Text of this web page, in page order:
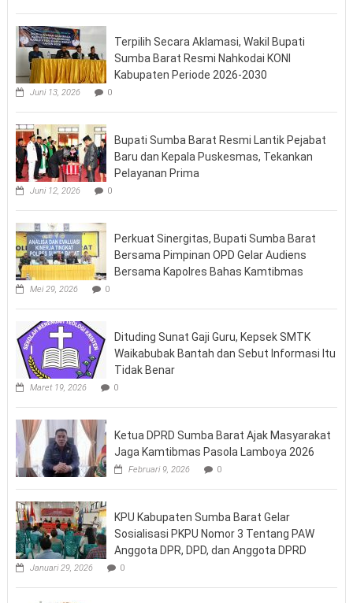
Terpilih Secara Aklamasi, Wakil Bupati
Sumba Barat Resmi Nahkodai KONI
Kabupaten Periode 2026-2030
Juni 13, 2026 0
Bupati Sumba Barat Resmi Lantik Pejabat
Baru dan Kepala Puskesmas, Tekankan
Pelayanan Prima
Juni 12, 2026 0
Perkuat Sinergitas, Bupati Sumba Barat
Bersama Pimpinan OPD Gelar Audiens
Bersama Kapolres Bahas Kamtibmas
Mei 29, 2026 0
Dituding Sunat Gaji Guru, Kepsek SMTK
Waikabubak Bantah dan Sebut Informasi Itu
Tidak Benar
Maret 19, 2026 0
Ketua DPRD Sumba Barat Ajak Masyarakat
Jaga Kamtibmas Pasola Lamboya 2026
Februari 9, 2026 0
KPU Kabupaten Sumba Barat Gelar
Sosialisasi PKPU Nomor 3 Tentang PAW
Anggota DPR, DPD, dan Anggota DPRD
Januari 29, 2026 0